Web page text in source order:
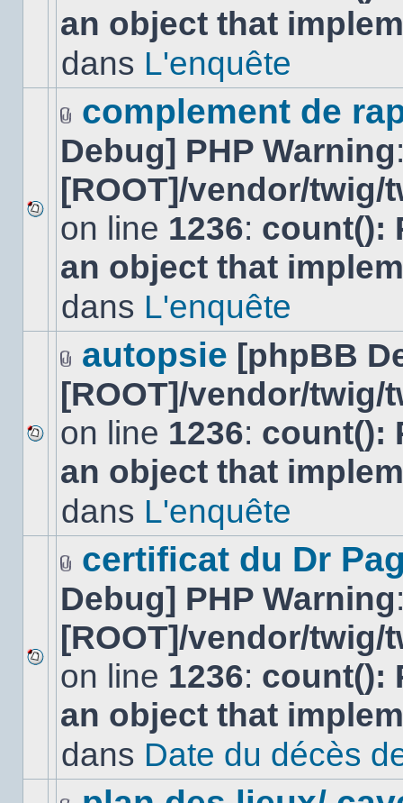
message
non-
dans
an object that
dans L'enquête
Aucun
nouveau
message
non-
dans
joint(s)
complement de
Debug] PHP Warning
[ROOT]/vendor/
on line 1236: count():
an object that
dans L'enquête
Aucun
nouveau
message
sujet.
joint(s)
autopsie [phpBB
[ROOT]/vendor/
on line 1236: count():
an object that
dans L'enquête
Aucun
nouveau
message
non-
dans
joint(s)
certificat du Dr
Debug] PHP Warning
[ROOT]/vendor/
on line 1236: count():
an object that
dans Date du décès